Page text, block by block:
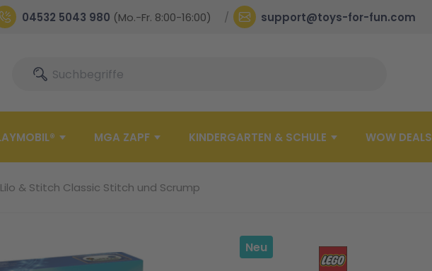
04532 5043 980 (Mo.-Fr. 8:00-16:00) support@toys-for-fun.com
SucheSuche
MGA ZAPF KINDERGARTEN & SCHULE WOW DEALS
Lilo & Stitch Classic Stitch und Scrump
Neu